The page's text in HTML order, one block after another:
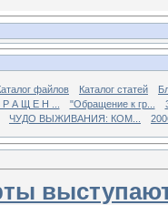
файлов Каталог статей
А Щ Е Н ... "Обращение к гр...
ЧУДО ВЫЖИВАНИЯ: КОМ...